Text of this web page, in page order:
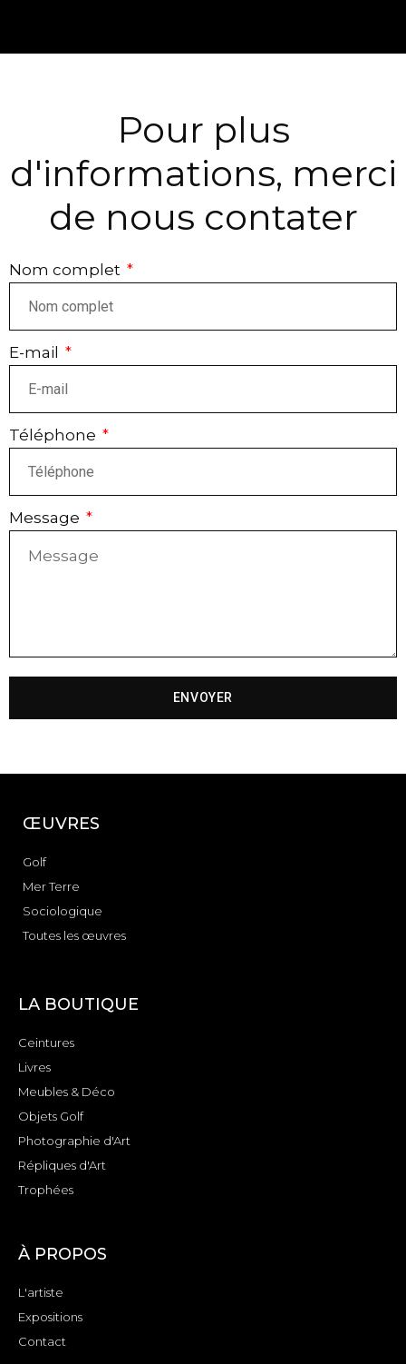
Pour plus
d'informations, merci
de nous contater
Nom complet
E-mail
Téléphone
Message
ENVOYER
ŒUVRES
Golf
Mer Terre
Sociologique
Toutes les œuvres
LA BOUTIQUE
Ceintures
Livres
Meubles & Déco
Objets Golf
Photographie d'Art
Répliques d'Art
Trophées
À PROPOS
L'artiste
Expositions
Contact